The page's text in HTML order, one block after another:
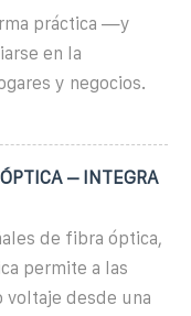
práctica —y
en la
y negocios.
– INTEGRA
de fibra óptica,
permite a las
voltaje desde una